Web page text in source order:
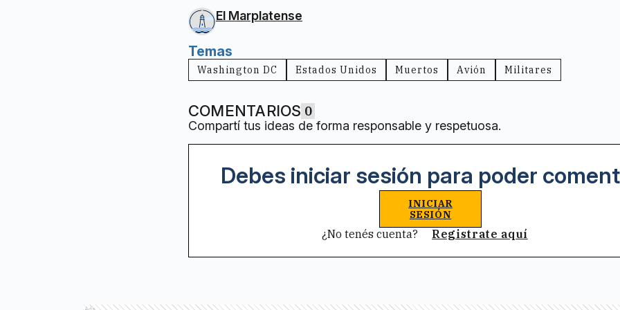
El Marplatense
Temas
Washington DC Estados Unidos Muertos Avión Militares
COMENTARIOS 0
Compartí tus ideas de forma responsable y respetuosa.
Debes iniciar sesión para poder
INICIAR
SESIÓN
¿No tenés cuenta? Registrate aquí